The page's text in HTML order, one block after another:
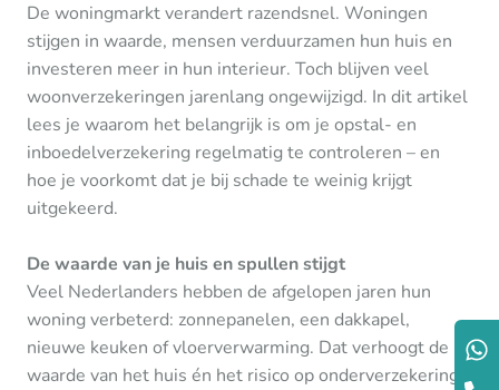
De woningmarkt verandert razendsnel. Woningen
stijgen in waarde, mensen verduurzamen hun huis en
investeren meer in hun interieur. Toch blijven veel
woonverzekeringen jarenlang ongewijzigd. In dit artikel
lees je waarom het belangrijk is om je opstal- en
inboedelverzekering regelmatig te controleren – en
hoe je voorkomt dat je bij schade te weinig krijgt
uitgekeerd.
De waarde van je huis en spullen stijgt
Veel Nederlanders hebben de afgelopen jaren hun
woning verbeterd: zonnepanelen, een dakkapel,
nieuwe keuken of vloerverwarming. Dat verhoogt de
waarde van het huis én het risico op onderverzekering.